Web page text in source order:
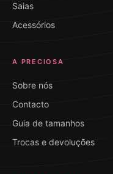
Saias
Acessórios
A PRECIOSA
Sobre nós
Contacto
Guia de tamanhos
Trocas e devoluções